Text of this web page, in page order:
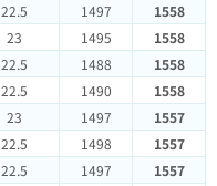
22.5 1497
1558
23 1495
1558
22.5 1488
1558
22.5 1490
1558
23 1497
1557
22.5 1498
1557
22.5 1497
1557